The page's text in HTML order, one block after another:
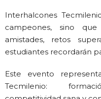
Interhalcones
campeones, sino que
amistades, retos
estudiantes recordarán
Este evento
Tecmilenio: